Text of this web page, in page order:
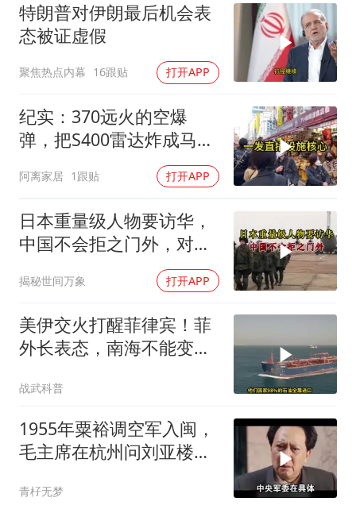
特朗普对伊朗最后机会表
态被证虚假
聚焦热点内幕 16跟贴 打开APP
纪实：370远火的空爆
弹，把S400雷达炸成马蜂
窝，靶标惨状让台军急眼
了
阿离家居 1跟贴 打开APP
日本重量级人物要访华，
中国不会拒之门外，对日
揭秘世间万象 打开APP
美伊交火打醒菲律宾！菲
外长表态，南海不能变成
战武科普
1955年粟裕调空军入闽，
毛主席在杭州问刘亚楼：
青杍无梦